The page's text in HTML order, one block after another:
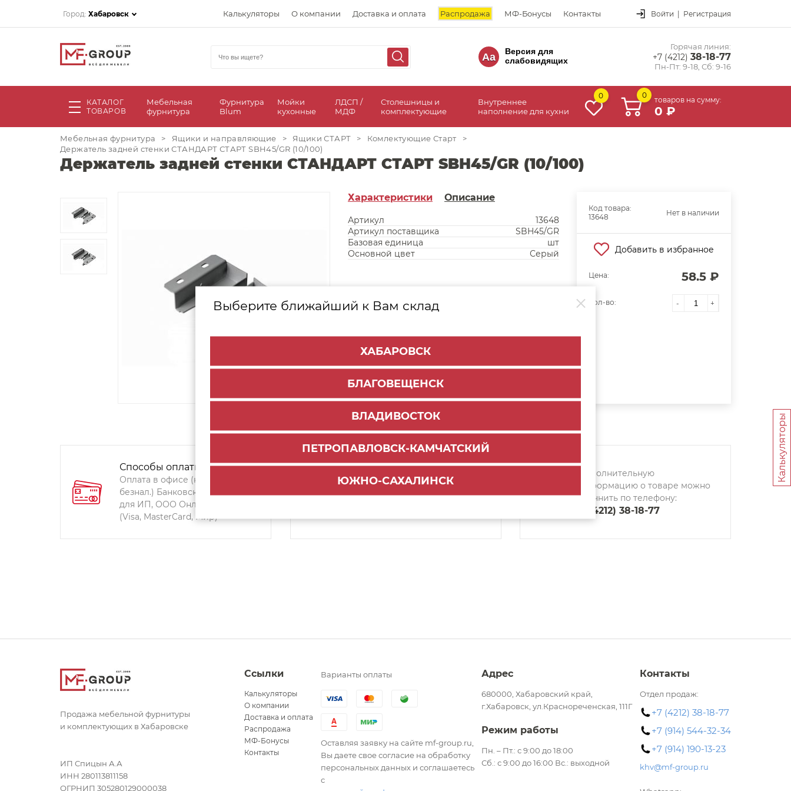
Город: Хабаровск Калькуляторы О компании Доставка и оплата Распродажа МФ-Бонусы Контакты Войти | Регистрация
Aa
Версия для
слабовидящих
Горячая линия:
+7 (4212) 38-18-77
Пн-Пт: 9-18, Сб: 9-16
КАТАЛОГ
ТОВАРОВ
Мебельная
фурнитура
Фурнитура
Blum
Мойки
кухонные
ЛДСП /
МДФ
Столешницы и
комплектующие
Внутреннее
наполнение для кухни
0 0
товаров на сумму:
0 ₽
Выберите ближайший к Вам склад
ХАБАРОВСК
БЛАГОВЕЩЕНСК
ВЛАДИВОСТОК
ПЕТРОПАВЛОВСК-КАМЧАТСКИЙ
ЮЖНО-САХАЛИНСК
Мебельная фурнитура > Ящики и направляющие > Ящики СТАРТ > Комлектующие Старт
>
Держатель задней стенки СТАНДАРТ СТАРТ SBH45/GR (10/100)
Держатель задней стенки СТАНДАРТ СТАРТ SBH45/GR (10/100)
Характеристики Описание
Артикул
13648
Артикул поставщика
SBH45/GR
Базовая единица
шт
Основной цвет
Серый
Код товара:
13648
Нет в наличии
Добавить в избранное
Цена: 58.5 ₽
Кол-во: - +
Способы оплаты:
Оплата в офисе (наличными,
безнал.) Банковский перевод
для ИП, ООО Онлайн-оплата
(Visa, MasterCard, Мир)
По городу:1000 руб.
Самовывоз:
Дополнительную
информацию о товаре можно
уточнить по телефону:
8 (4212) 38-18-77
Калькуляторы
Продажа мебельной фурнитуры
и комплектующих в Хабаровске
ИП Спицын А.А
ИНН 280113811158
ОГРНИП 305280129000038
Ссылки
Калькуляторы
О компании
Доставка и оплата
Распродажа
МФ-Бонусы
Контакты
Варианты оплаты
Оставляя заявку на сайте mf-group.ru,
Вы даете свое согласие на обработку
персональных данных и соглашаетесь
с
Адрес
680000, Хабаровский край,
г.Хабаровск, ул.Краснореченская, 111Г
Режим работы
Пн. – Пт.: с 9:00 до 18:00
Сб.: с 9:00 до 16:00 Вс.: выходной
Контакты
Отдел продаж:
+7 (4212) 38-18-77
+7 (914) 544-32-34
+7 (914) 190-13-23
khv@mf-group.ru